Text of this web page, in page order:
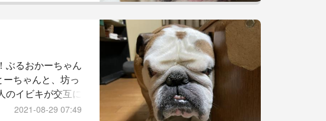
終わりやという
ゃん体調おかしな
かしいんですが
うかと。少し前か
か...
ぶるおかーちゃん
ちゃんと、坊っ
イビキが交互に
曜なのに目が覚め
2021-08-29 07:49